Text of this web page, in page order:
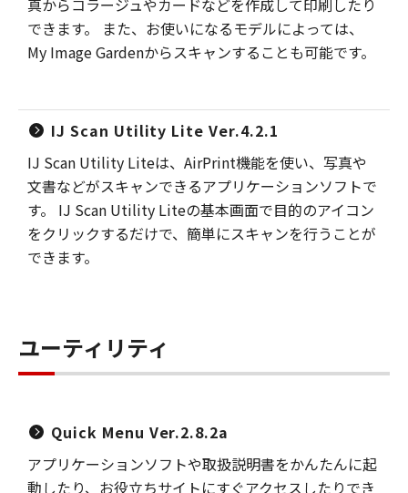
真からコラージュやカードなどを作成して印刷したり
できます。 また、お使いになるモデルによっては、
My Image Gardenからスキャンすることも可能です。
IJ Scan Utility Lite Ver.4.2.1
IJ Scan Utility Liteは、AirPrint機能を使い、写真や
文書などがスキャンできるアプリケーションソフトで
す。 IJ Scan Utility Liteの基本画面で目的のアイコン
をクリックするだけで、簡単にスキャンを行うことが
できます。
ユーティリティ
Quick Menu Ver.2.8.2a
アプリケーションソフトや取扱説明書をかんたんに起
動したり、お役立ちサイトにすぐアクセスしたりでき